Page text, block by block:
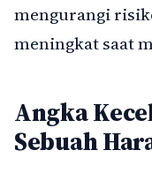
mengurangi
meningkat saat
Angka
Sebuah